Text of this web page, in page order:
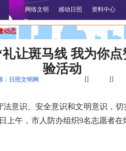
网络文明
感动日照 资料中心
动态
让斑马线 我为你
验活动
：日照文明网 [] []
识、安全意识和文明意识，切
上午，市人防办组织9名志愿者